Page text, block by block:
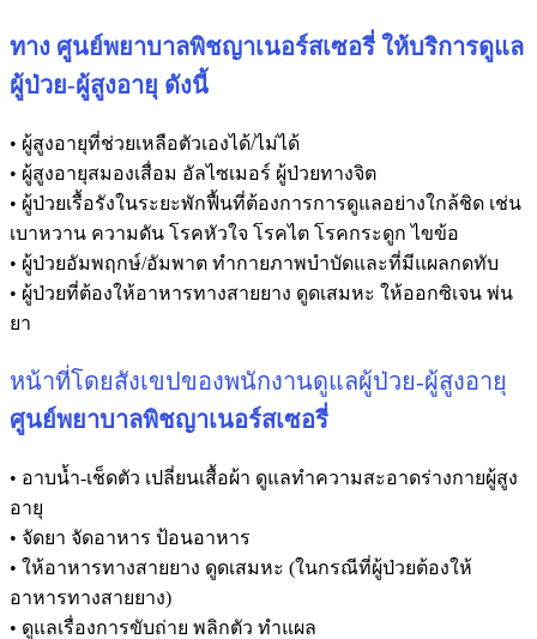
ทาง ศูนย์พยาบาลพิชญาเนอร์สเซอรี่ ให้บริการดูแล
ผู้ป่วย-ผู้สูงอายุ ดังนี้
• ผู้สูงอายุที่ช่วยเหลือตัวเองได้/ไม่ได้
• ผู้สูงอายุสมองเสื่อม อัลไซเมอร์ ผู้ป่วยทางจิต
• ผู้ป่วยเรื้อรังในระยะพักฟื้นที่ต้องการการดูแลอย่างใกล้ชิด เช่น
เบาหวาน ความดัน โรคหัวใจ โรคไต โรคกระดูก ไขข้อ
• ผู้ป่วยอัมพฤกษ์/อัมพาต ทำกายภาพบำบัดและที่มีแผลกดทับ
• ผู้ป่วยที่ต้องให้อาหารทางสายยาง ดูดเสมหะ ให้ออกซิเจน พ่น
ยา
หน้าที่โดยสังเขปของพนักงานดูแลผู้ป่วย-ผู้สูงอายุ
ศูนย์พยาบาลพิชญาเนอร์สเซอรี่
• อาบน้ำ-เช็ดตัว เปลี่ยนเสื้อผ้า ดูแลทำความสะอาดร่างกายผู้สูง
อายุ
• จัดยา จัดอาหาร ป้อนอาหาร
• ให้อาหารทางสายยาง ดูดเสมหะ (ในกรณีที่ผู้ป่วยต้องให้
อาหารทางสายยาง)
• ดูแลเรื่องการขับถ่าย พลิกตัว ทำแผล